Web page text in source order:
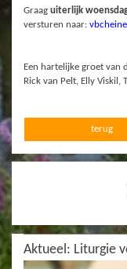
Graag uiterlijk
versturen naar:
Een hartelijke groet van
Rick van Pelt, Elly
terug
Aktueel: Liturgie